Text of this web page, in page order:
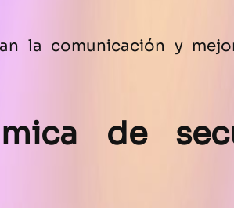
la comunicación y
de